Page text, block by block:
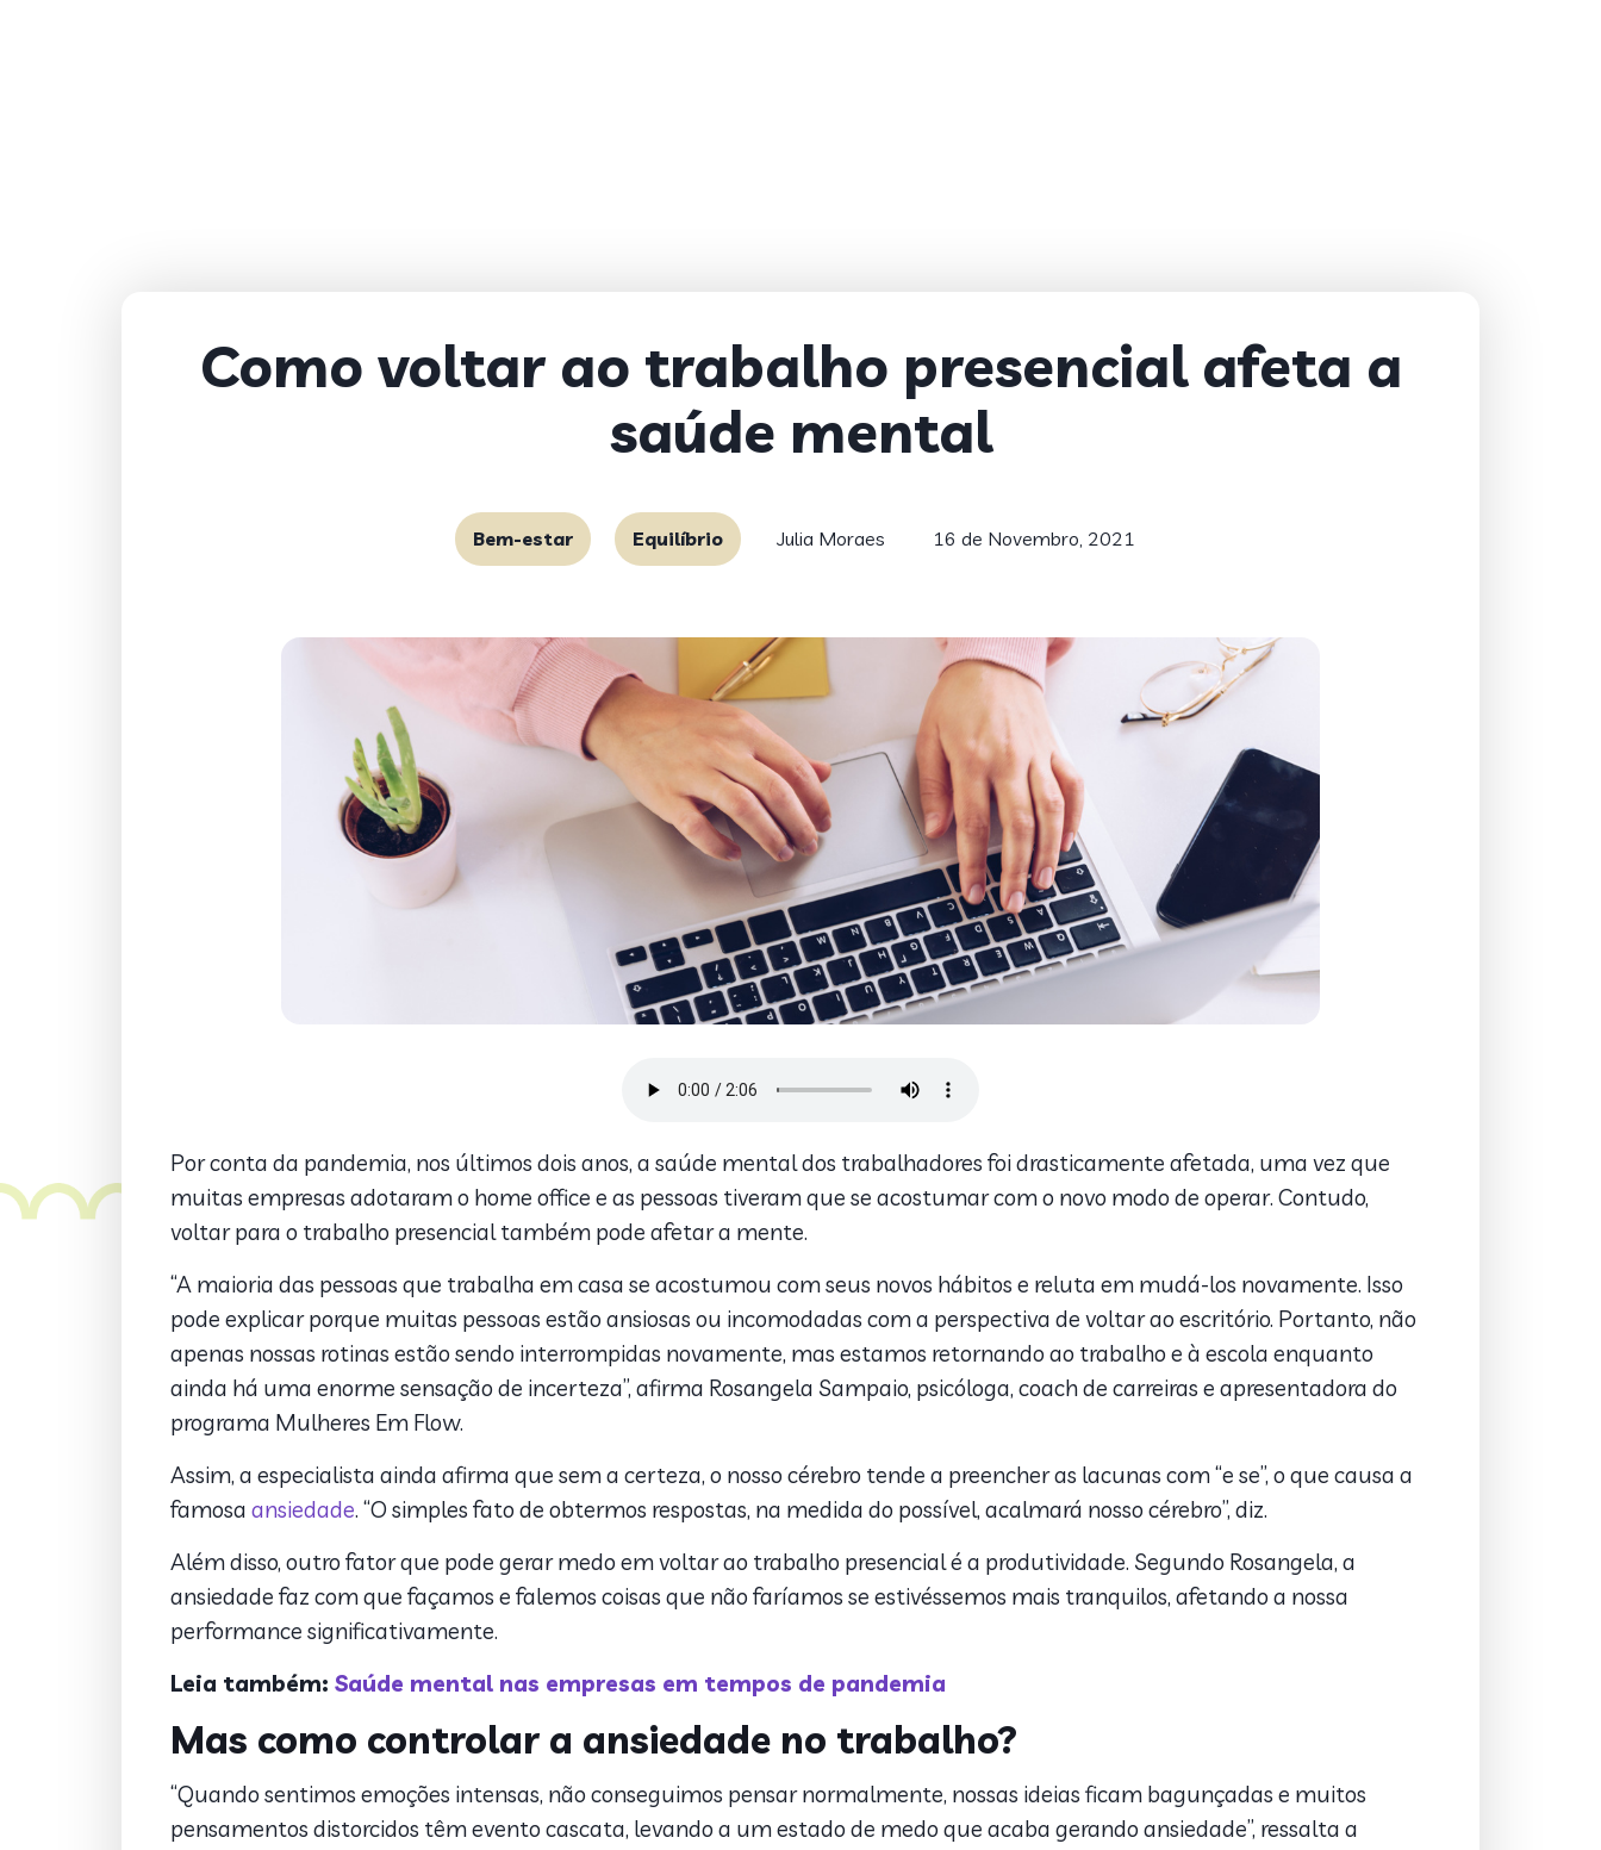
Como voltar ao trabalho presencial afeta a
saúde mental
Bem-estar Equilíbrio Julia Moraes 16 de Novembro, 2021
Por conta da pandemia, nos últimos dois anos, a saúde mental dos trabalhadores foi drasticamente afetada, uma vez que
muitas empresas adotaram o home office e as pessoas tiveram que se acostumar com o novo modo de operar. Contudo,
voltar para o trabalho presencial também pode afetar a mente.
“A maioria das pessoas que trabalha em casa se acostumou com seus novos hábitos e reluta em mudá-los novamente. Isso
pode explicar porque muitas pessoas estão ansiosas ou incomodadas com a perspectiva de voltar ao escritório. Portanto, não
apenas nossas rotinas estão sendo interrompidas novamente, mas estamos retornando ao trabalho e à escola enquanto
ainda há uma enorme sensação de incerteza”, afirma Rosangela Sampaio, psicóloga, coach de carreiras e apresentadora do
programa Mulheres Em Flow.
Assim, a especialista ainda afirma que sem a certeza, o nosso cérebro tende a preencher as lacunas com “e se”, o que causa a
famosa ansiedade. “O simples fato de obtermos respostas, na medida do possível, acalmará nosso cérebro”, diz.
Além disso, outro fator que pode gerar medo em voltar ao trabalho presencial é a produtividade. Segundo Rosangela, a
ansiedade faz com que façamos e falemos coisas que não faríamos se estivéssemos mais tranquilos, afetando a nossa
performance significativamente.
Leia também: Saúde mental nas empresas em tempos de pandemia
Mas como controlar a ansiedade no trabalho?
“Quando sentimos emoções intensas, não conseguimos pensar normalmente, nossas ideias ficam bagunçadas e muitos
pensamentos distorcidos têm evento cascata, levando a um estado de medo que acaba gerando ansiedade”, ressalta a